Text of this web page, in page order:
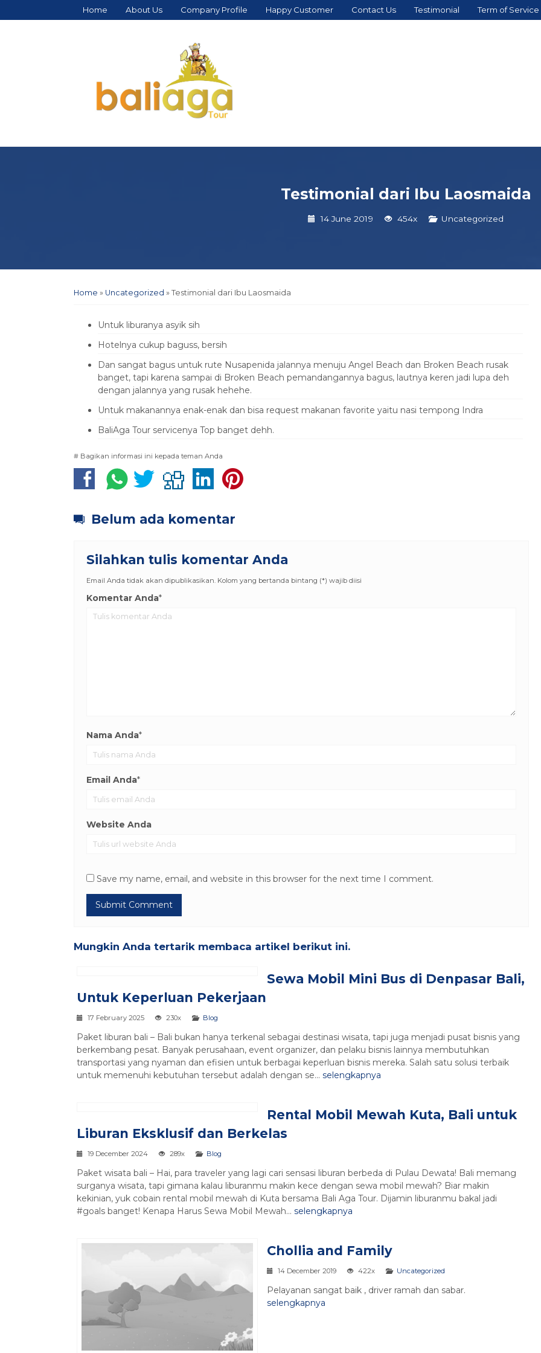
Home About Us Company Profile Happy Customer Contact Us Testimonial Term of Service
Testimonial dari Ibu Laosmaida
14 June 2019 454x Uncategorized
Home » Uncategorized » Testimonial dari Ibu Laosmaida
Untuk liburanya asyik sih
Hotelnya cukup baguss, bersih
Dan sangat bagus untuk rute Nusapenida jalannya menuju Angel Beach dan Broken Beach rusak
banget, tapi karena sampai di Broken Beach pemandangannya bagus, lautnya keren jadi lupa deh
dengan jalannya yang rusak hehehe.
Untuk makanannya enak-enak dan bisa request makanan favorite yaitu nasi tempong Indra
BaliAga Tour servicenya Top banget dehh.
# Bagikan informasi ini kepada teman Anda
Belum ada komentar
Silahkan tulis komentar Anda
Email Anda tidak akan dipublikasikan. Kolom yang bertanda bintang (*) wajib diisi
Komentar Anda*
Nama Anda*
Email Anda*
Website Anda
Save my name, email, and website in this browser for the next time I comment.
Mungkin Anda tertarik membaca artikel berikut ini.
Sewa Mobil Mini Bus di Denpasar Bali,
Untuk Keperluan Pekerjaan
17 February 2025 230x Blog
Paket liburan bali – Bali bukan hanya terkenal sebagai destinasi wisata, tapi juga menjadi pusat bisnis yang
berkembang pesat. Banyak perusahaan, event organizer, dan pelaku bisnis lainnya membutuhkan
transportasi yang nyaman dan efisien untuk berbagai keperluan bisnis mereka. Salah satu solusi terbaik
untuk memenuhi kebutuhan tersebut adalah dengan se... selengkapnya
Rental Mobil Mewah Kuta, Bali untuk
Liburan Eksklusif dan Berkelas
19 December 2024 289x Blog
Paket wisata bali – Hai, para traveler yang lagi cari sensasi liburan berbeda di Pulau Dewata! Bali memang
surganya wisata, tapi gimana kalau liburanmu makin kece dengan sewa mobil mewah? Biar makin
kekinian, yuk cobain rental mobil mewah di Kuta bersama Bali Aga Tour. Dijamin liburanmu bakal jadi
#goals banget! Kenapa Harus Sewa Mobil Mewah... selengkapnya
Chollia and Family
14 December 2019 422x Uncategorized
Pelayanan sangat baik , driver ramah dan sabar.
selengkapnya